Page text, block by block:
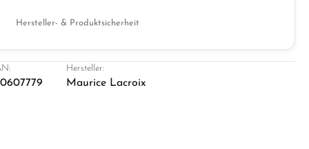
Hersteller- & Produktsicherheit
Hersteller:
Maurice Lacroix